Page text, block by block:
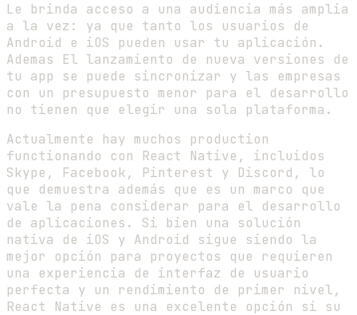
Le brinda acceso a una audiencia más amplia
a la vez: ya que tanto los usuarios de
Android e iOS pueden usar tu aplicación.
Ademas El lanzamiento de nueva versiones de
tu app se puede sincronizar y las empresas
con un presupuesto menor para el desarrollo
no tienen que elegir una sola plataforma.
Actualmente hay muchos production
functionando con React Native, incluidos
Skype, Facebook, Pinterest y Discord, lo
que demuestra además que es un marco que
vale la pena considerar para el desarrollo
de aplicaciones. Si bien una solución
nativa de iOS y Android sigue siendo la
mejor opción para proyectos que requieren
una experiencia de interfaz de usuario
perfecta y un rendimiento de primer nivel,
React Native es una excelente opción si su